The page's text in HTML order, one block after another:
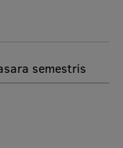
semestris